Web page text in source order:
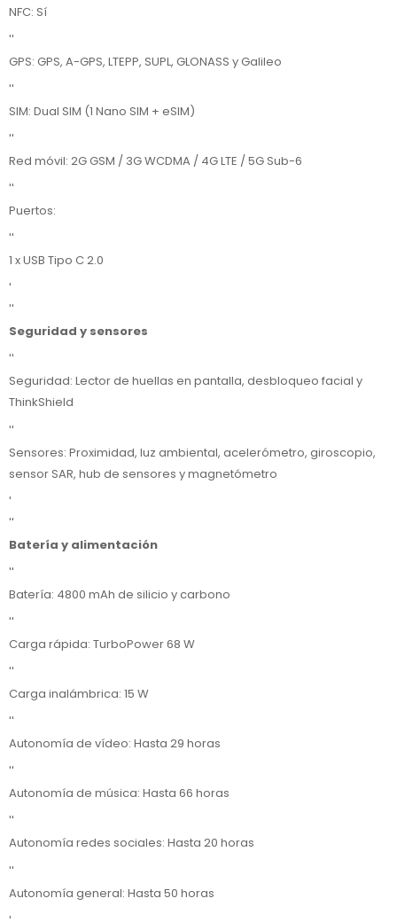
NFC: Sí
''
GPS: GPS, A-GPS, LTEPP, SUPL, GLONASS y Galileo
''
SIM: Dual SIM (1 Nano SIM + eSIM)
''
Red móvil: 2G GSM / 3G WCDMA / 4G LTE / 5G Sub-6
''
Puertos:
''
1 x USB Tipo C 2.0
'
''
Seguridad y sensores
''
Seguridad: Lector de huellas en pantalla, desbloqueo facial y
ThinkShield
''
Sensores: Proximidad, luz ambiental, acelerómetro, giroscopio,
sensor SAR, hub de sensores y magnetómetro
'
''
Batería y alimentación
''
Batería: 4800 mAh de silicio y carbono
''
Carga rápida: TurboPower 68 W
''
Carga inalámbrica: 15 W
''
Autonomía de vídeo: Hasta 29 horas
''
Autonomía de música: Hasta 66 horas
''
Autonomía redes sociales: Hasta 20 horas
''
Autonomía general: Hasta 50 horas